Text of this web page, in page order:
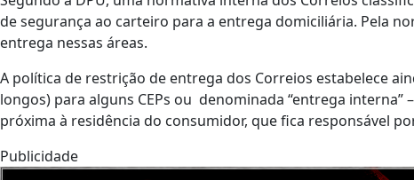
de segurança ao carteiro para a entrega domiciliária. Pela
entrega nessas áreas.
A política de restrição de entrega dos Correios estabelece
longos) para alguns CEPs ou denominada “entrega interna”
próxima à residência do consumidor, que fica responsável
Publicidade